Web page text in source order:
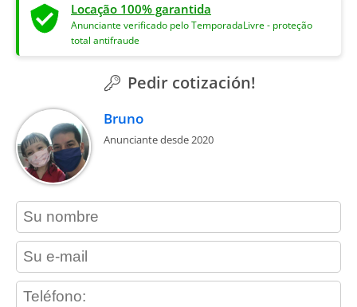
Locação 100% garantida
Anunciante verificado pelo TemporadaLivre - proteção
total antifraude
Pedir cotización!
Bruno
Anunciante desde 2020
contact_name
contact_email
contact_phone